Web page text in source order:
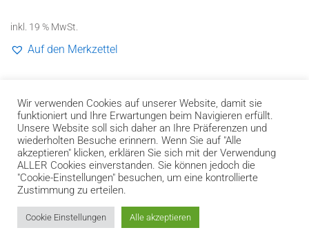
inkl. 19 % MwSt.
Auf den Merkzettel
2
Bank
Transfer
Cash
on
Invoice
Impressum
Datenschutzerklärung und Genderhinweis
Widerrufsbelehrung
2026 ©performance Medien & Datensysteme GmbH
Wir verwenden Cookies auf unserer Website, damit sie
funktioniert und Ihre Erwartungen beim Navigieren erfüllt.
Unsere Website soll sich daher an Ihre Präferenzen und
wiederholten Besuche erinnern. Wenn Sie auf "Alle
akzeptieren" klicken, erklären Sie sich mit der Verwendung
ALLER Cookies einverstanden. Sie können jedoch die
"Cookie-Einstellungen" besuchen, um eine kontrollierte
Zustimmung zu erteilen.
Cookie Einstellungen Alle akzeptieren